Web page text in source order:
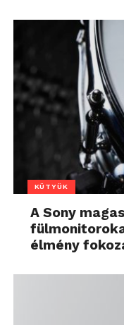
KÜTYÜK
A Sony
élmény